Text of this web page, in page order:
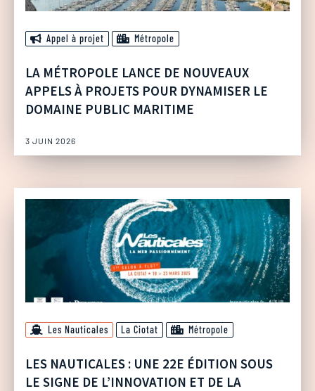
Appel à projet Métropole
LA MÉTROPOLE LANCE DE NOUVEAUX
APPELS À PROJETS POUR DYNAMISER LE
DOMAINE PUBLIC MARITIME
3 JUIN 2026
Les Nauticales La Ciotat Métropole
LES NAUTICALES : UNE 22E ÉDITION SOUS
LE SIGNE DE L’INNOVATION ET DE LA